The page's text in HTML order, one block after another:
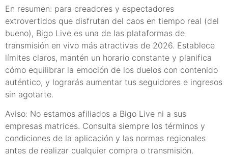
En resumen: para creadores y espectadores
extrovertidos que disfrutan del caos en tiempo real (del
bueno), Bigo Live es una de las plataformas de
transmisión en vivo más atractivas de 2026. Establece
límites claros, mantén un horario constante y planifica
cómo equilibrar la emoción de los duelos con contenido
auténtico, y lograrás aumentar tus seguidores e ingresos
sin agotarte.
Aviso: No estamos afiliados a Bigo Live ni a sus
empresas matrices. Consulta siempre los términos y
condiciones de la aplicación y las normas regionales
antes de realizar cualquier compra o transmisión.